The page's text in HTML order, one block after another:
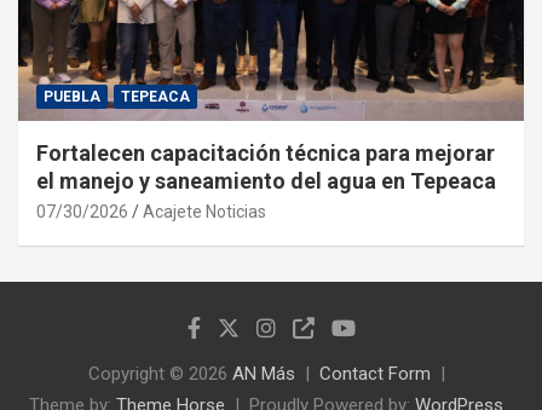
PUEBLA TEPEACA
Fortalecen capacitación técnica para mejorar
el manejo y saneamiento del agua en Tepeaca
07/30/2026 Acajete Noticias
Copyright © 2026 AN Más
Contact Form
Theme by: Theme Horse Proudly Powered by: WordPress